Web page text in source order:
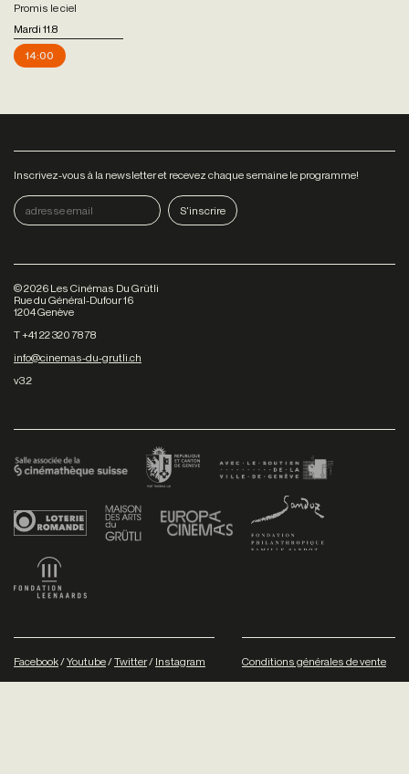
Promis le ciel
Mardi 11.8
14:00
Inscrivez-vous à la newsletter et recevez chaque semaine le programme!
©2026 Les Cinémas Du Grütli
Rue du Général-Dufour 16
1204 Genève
T +41 22 320 78 78
info@cinemas-du-grutli.ch
v3.2
Facebook/Youtube/Twitter/ Instagram Conditions générales de vente